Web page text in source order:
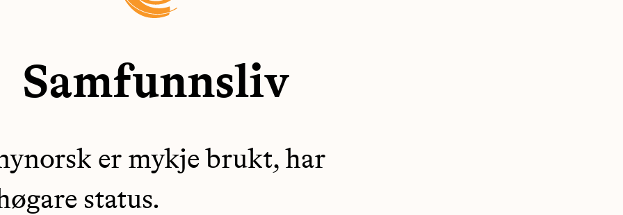
Samfunnsliv
er mykje brukt, har
status.